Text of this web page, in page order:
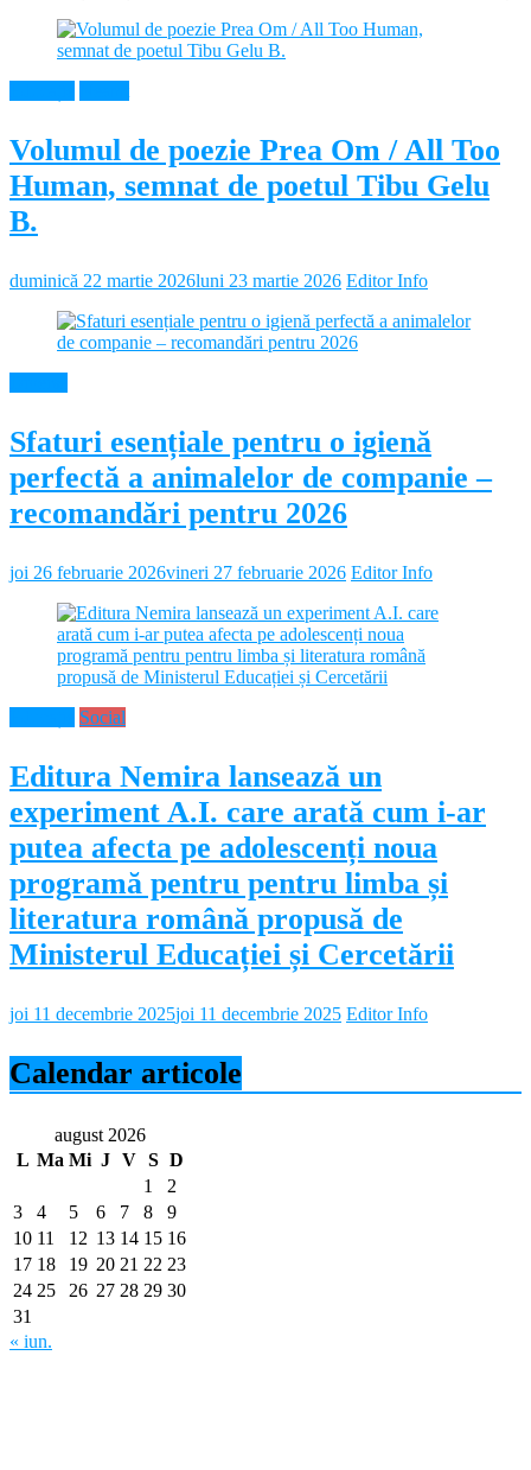
Volumul de poezie Prea Om / All Too
Human, semnat de poetul Tibu Gelu
B.
duminică 22 martie 2026luni 23 martie 2026 Editor Info
Sfaturi esențiale pentru o igienă
perfectă a animalelor de companie –
recomandări pentru 2026
joi 26 februarie 2026vineri 27 februarie 2026 Editor Info
Social
Editura Nemira lansează un
experiment A.I. care arată cum i-ar
putea afecta pe adolescenți noua
programă pentru pentru limba și
literatura română propusă de
Ministerul Educației și Cercetării
joi 11 decembrie 2025joi 11 decembrie 2025 Editor Info
Calendar articole
august 2026
L Ma Mi J V S D
1
2
3
4 5 6 7 8
9
10 11 12 13 14 15 16
17 18 19 20 21 22 23
24 25 26 27 28 29 30
31
« iun.